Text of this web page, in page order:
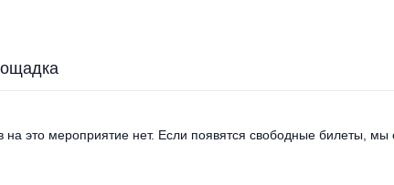
это мероприятие нет. Если появятся свободные билеты, мы